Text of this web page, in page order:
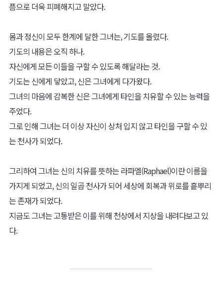
픔으로 더욱 피폐해지고 말았다.
몸과 정신이 모두 한계에 달한 그녀는, 기도를 올렸다.
기도의 내용은 오직 하나.
자신에게 모든 이들을 구할 수 있도록 해달라는 것.
기도는 신에게 닿았고, 신은 그녀에게 다가왔다.
그녀의 마음에 감복한 신은 그녀에게 타인을 치유할 수 있는 능력을
주었다.
그로 인해 그녀는 더 이상 자신이 상처 입지 않고 타인을 구할 수 있
는 천사가 되었다.
그리하여 그녀는 신의 치유를 뜻하는 라파엘(Raphael)이란 이름을
가지게 되었고, 신의 일곱 천사가 되어 세상에 회복과 위로를 흩뿌리
는 존재가 되었다.
지금도 그녀는 고통받은 이를 위해 천상에서 지상을 내려다보고 있
다.